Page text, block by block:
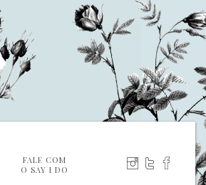
FALE COM
O SAY I DO